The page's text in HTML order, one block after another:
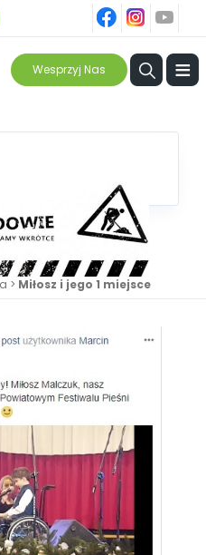
ins
Wesprzyj Nas ≡
> Miłosz i jego 1 miejsce